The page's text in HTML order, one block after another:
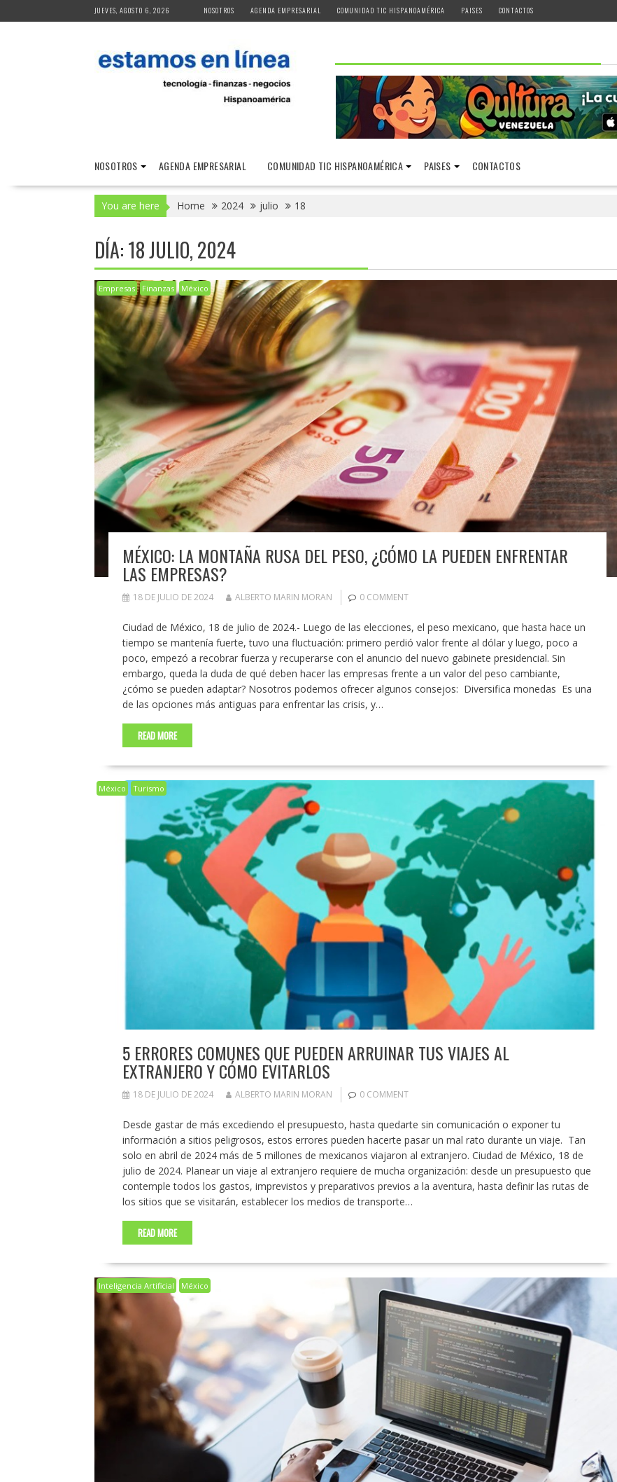
to
JUEVES, AGOSTO 6, 2026 NOSOTROS AGENDA EMPRESARIAL COMUNIDAD TIC HISPANOAMÉRICA PAISES CONTACTOS
NOSOTROS AGENDA EMPRESARIAL COMUNIDAD TIC HISPANOAMÉRICA PAISES CONTACTOS
You are here Home 2024 julio 18
DÍA:18 JULIO, 2024
Empresas Finanzas México
MÉXICO: LA MONTAÑA RUSA DEL PESO, ¿CÓMO LA PUEDEN ENFRENTAR
LAS EMPRESAS?
18 DE JULIO DE 2024 ALBERTO MARIN MORAN 0 COMMENT
Ciudad de México, 18 de julio de 2024.- Luego de las elecciones, el peso mexicano, que hasta hace un
tiempo se mantenía fuerte, tuvo una fluctuación: primero perdió valor frente al dólar y luego, poco a
poco, empezó a recobrar fuerza y recuperarse con el anuncio del nuevo gabinete presidencial. Sin
embargo, queda la duda de qué deben hacer las empresas frente a un valor del peso cambiante,
¿cómo se pueden adaptar? Nosotros podemos ofrecer algunos consejos: Diversifica monedas Es una
de las opciones más antiguas para enfrentar las crisis, y…
READ MORE
México Turismo
5 ERRORES COMUNES QUE PUEDEN ARRUINAR TUS VIAJES AL
EXTRANJERO Y CÓMO EVITARLOS
18 DE JULIO DE 2024 ALBERTO MARIN MORAN 0 COMMENT
Desde gastar de más excediendo el presupuesto, hasta quedarte sin comunicación o exponer tu
información a sitios peligrosos, estos errores pueden hacerte pasar un mal rato durante un viaje. Tan
solo en abril de 2024 más de 5 millones de mexicanos viajaron al extranjero. Ciudad de México, 18 de
julio de 2024. Planear un viaje al extranjero requiere de mucha organización: desde un presupuesto que
contemple todos los gastos, imprevistos y preparativos previos a la aventura, hasta definir las rutas de
los sitios que se visitarán, establecer los medios de transporte…
READ MORE
Inteligencia Artificial México